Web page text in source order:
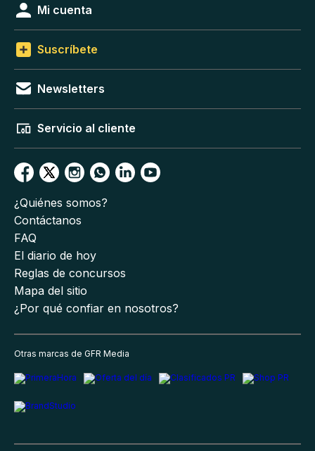
Mi cuenta
Suscríbete
Newsletters
Servicio al cliente
¿Quiénes somos?
Contáctanos
FAQ
El diario de hoy
Reglas de concursos
Mapa del sitio
¿Por qué confiar en nosotros?
Otras marcas de GFR Media